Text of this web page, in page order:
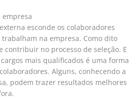
esconde os colaboradores
na empresa. Como dito
contribuir no processo de seleção. E
mais qualificados é uma forma
Alguns, conhecendo a
podem trazer resultados melhores